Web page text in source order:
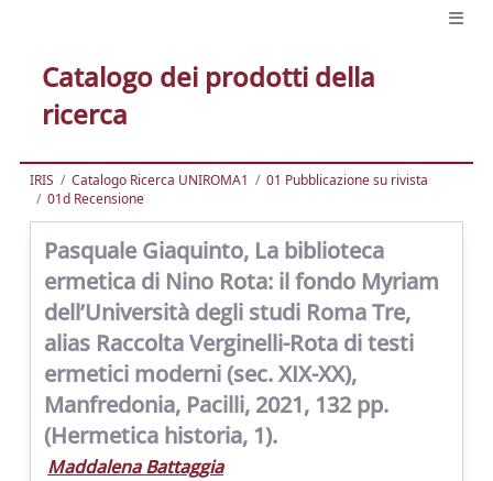
Catalogo dei prodotti della
ricerca
IRIS Catalogo Ricerca UNIROMA1
01 Pubblicazione su rivista
01d Recensione
Pasquale Giaquinto, La biblioteca
ermetica di Nino Rota: il fondo Myriam
dell’Università degli studi Roma Tre,
alias Raccolta Verginelli-Rota di testi
ermetici moderni (sec. XIX-XX),
Manfredonia, Pacilli, 2021, 132 pp.
(Hermetica historia, 1).
Maddalena Battaggia